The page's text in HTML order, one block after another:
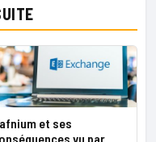
et ses
vu par